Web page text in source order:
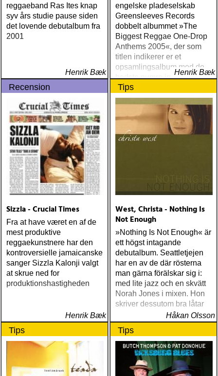
reggaeband Ras Ites knap
syv års studie pause siden
det lovende debutalbum fra
2001
Henrik Bæk
engelske pladeselskab
Greensleeves Records
dobbelt albummet »The
Biggest Reggae One-Drop
Anthems 2005«, der som
titlen indikerer er et
opsamlingsalbum med de
bedste numre indenfor den
populære reggaestil kaldet
one-drop
Henrik Bæk
Recension
Sizzla - Crucial Times
Fra at have været en af de
mest produktive
reggaekunstnere har den
kontroversielle jamaicanske
sanger Sizzla Kalonji valgt
at skrue ned for
produktionshastigheden
Henrik Bæk
Tips
West, Christa - Nothing Is
Not Enough
»Nothing Is Not Enough« är
ett högst intagande
debutalbum. Seattletjejen
har en av de där rösterna
man gärna förälskar sig i:
med lite jazz och en skvätt
Norah Jones i mixen. Hon
skriver dessutom bra låtar
Håkan Olsson
Tips Tips